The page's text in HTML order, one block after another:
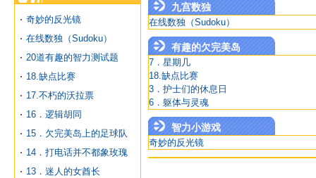
奇妙的反光镜
在线数独（Sudoku）
20道有趣的智力测试题
18.缺点比赛
17.不朽的沃拉票
16．逻辑胡同
15．欠完美岛上的足球队
14．打电话并不都象玫瑰
13．迷人的女酋长
九宫数独
在线数独（Sudoku）
有趣的欠完美岛
7．星期几
18.缺点比赛
3．护士们的休息日
6．躯体与灵魂
智力小游戏
奇妙的反光镜